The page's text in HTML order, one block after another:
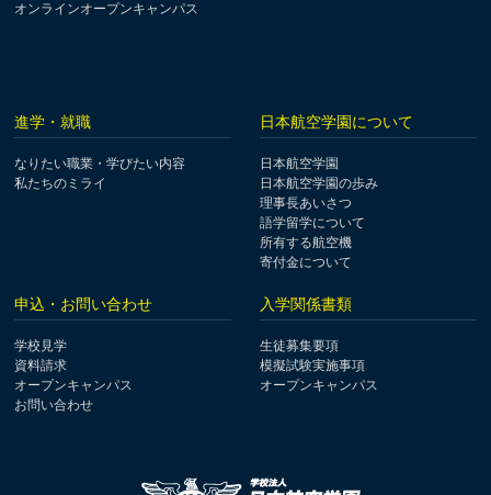
オンラインオープンキャンパス
進学・就職
なりたい職業・学びたい内容
私たちのミライ
日本航空学園について
日本航空学園
日本航空学園の歩み
理事長あいさつ
語学留学について
所有する航空機
寄付金について
申込・お問い合わせ
学校見学
資料請求
オープンキャンパス
お問い合わせ
入学関係書類
生徒募集要項
模擬試験実施事項
オープンキャンパス